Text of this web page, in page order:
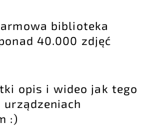
biblioteka
40.000 zdjęć
opis i wideo jak tego
urządzeniach
:)